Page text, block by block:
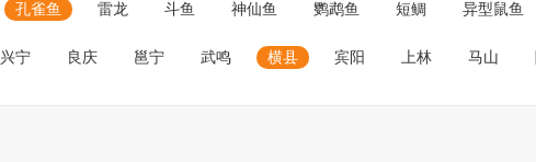
孔雀鱼 雷龙 斗鱼 神仙鱼 鹦鹉鱼 短鲷 异型鼠鱼
兴宁 良庆 邕宁 武鸣 横县 宾阳 上林 马山